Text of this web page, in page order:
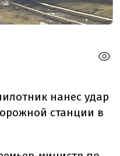
нанес удар
станции в